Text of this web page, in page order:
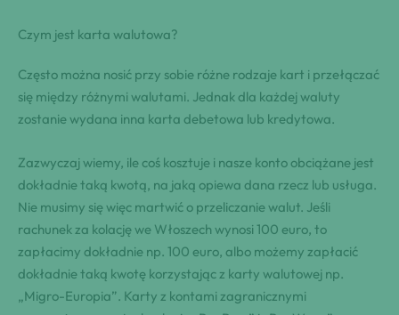
Czym jest karta walutowa?
Często można nosić przy sobie różne rodzaje kart i przełączać
się między różnymi walutami. Jednak dla każdej waluty
zostanie wydana inna karta debetowa lub kredytowa.
Zazwyczaj wiemy, ile coś kosztuje i nasze konto obciążane jest
dokładnie taką kwotą, na jaką opiewa dana rzecz lub usługa.
Nie musimy się więc martwić o przeliczanie walut. Jeśli
rachunek za kolację we Włoszech wynosi 100 euro, to
zapłacimy dokładnie np. 100 euro, albo możemy zapłacić
dokładnie taką kwotę korzystając z karty walutowej np.
„Migro-Europia”. Karty z kontami zagranicznymi